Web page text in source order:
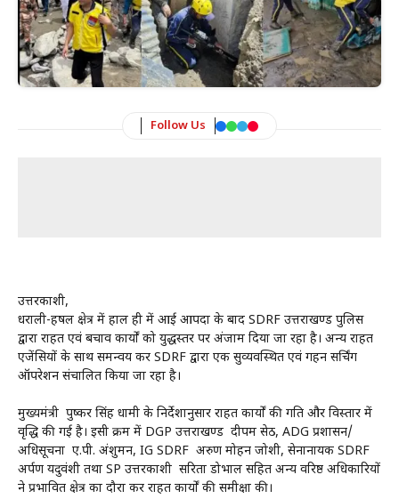
Follow Us
उत्तरकाशी,
धराली-हर्षिल क्षेत्र में हाल ही में आई आपदा के बाद SDRF उत्तराखण्ड पुलिस
द्वारा राहत एवं बचाव कार्यों को युद्धस्तर पर अंजाम दिया जा रहा है। अन्य राहत
एजेंसियों के साथ समन्वय कर SDRF द्वारा एक सुव्यवस्थित एवं गहन सर्चिंग
ऑपरेशन संचालित किया जा रहा है।
मुख्यमंत्री पुष्कर सिंह धामी के निर्देशानुसार राहत कार्यों की गति और विस्तार में
वृद्धि की गई है। इसी क्रम में DGP उत्तराखण्ड दीपम सेठ, ADG प्रशासन/
अधिसूचना ए.पी. अंशुमन, IG SDRF अरुण मोहन जोशी, सेनानायक SDRF
अर्पण यदुवंशी तथा SP उत्तरकाशी सरिता डोभाल सहित अन्य वरिष्ठ अधिकारियों
ने प्रभावित क्षेत्र का दौरा कर राहत कार्यों की समीक्षा की।